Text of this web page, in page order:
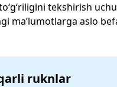
to‘g‘riligini tekshirish
ma’lumotlarga aslo
ruknlar